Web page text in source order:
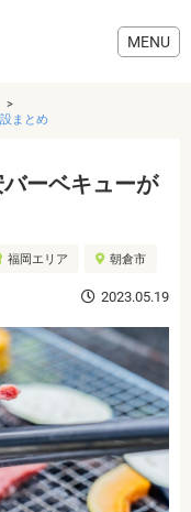
まとめ
バーベキューが
福岡エリア 朝倉市
2023.05.19